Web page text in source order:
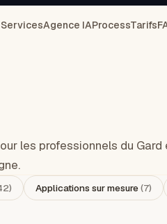
ServicesAgence IAProcessTarifs
les professionnels du
) Applications sur mesure(7)